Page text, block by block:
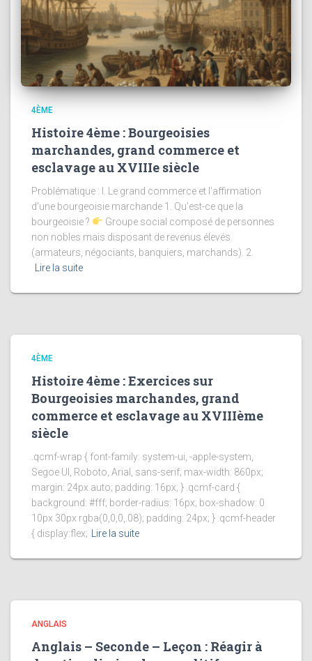
4ÈME
Histoire 4ème : Bourgeoisies
marchandes, grand commerce et
esclavage au XVIIIe siècle
Problématique : I. Le grand commerce et l’affirmation
d’une bourgeoisie marchande 1. Qu’est-ce que la
bourgeoisie ?
Groupe social composé de personnes
non nobles mais disposant de revenus élevés
(armateurs, négociants, banquiers, marchands). 2.
Lire la suite
4ÈME
Histoire 4ème : Exercices sur
Bourgeoisies marchandes, grand
commerce et esclavage au XVIIIème
siècle
.qcmf-wrap { font-family: system-ui, -apple-system,
Segoe UI, Roboto, Arial, sans-serif; max-width: 860px;
margin: 24px auto; padding: 16px; } .qcmf-card {
background: #fff; border-radius: 16px; box-shadow: 0
10px 30px rgba(0,0,0,.08); padding: 24px; } .qcmf-header
{ display:flex;
Lire la suite
ANGLAIS
Anglais – Seconde – Leçon : Réagir à